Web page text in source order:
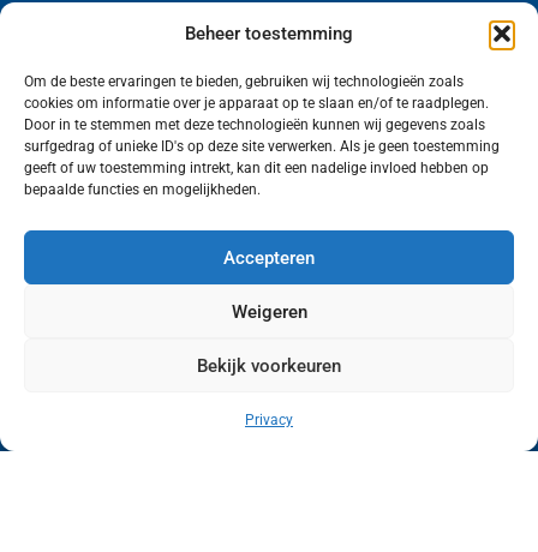
Beheer toestemming
Om de beste ervaringen te bieden, gebruiken wij technologieën zoals
cookies om informatie over je apparaat op te slaan en/of te raadplegen.
Door in te stemmen met deze technologieën kunnen wij gegevens zoals
surfgedrag of unieke ID's op deze site verwerken. Als je geen toestemming
geeft of uw toestemming intrekt, kan dit een nadelige invloed hebben op
bepaalde functies en mogelijkheden.
Accepteren
Weigeren
Bekijk voorkeuren
Privacy
Volg ons (hierboven) op social media!
Wij van FranekerActueel.nl verzorgen het nieuws